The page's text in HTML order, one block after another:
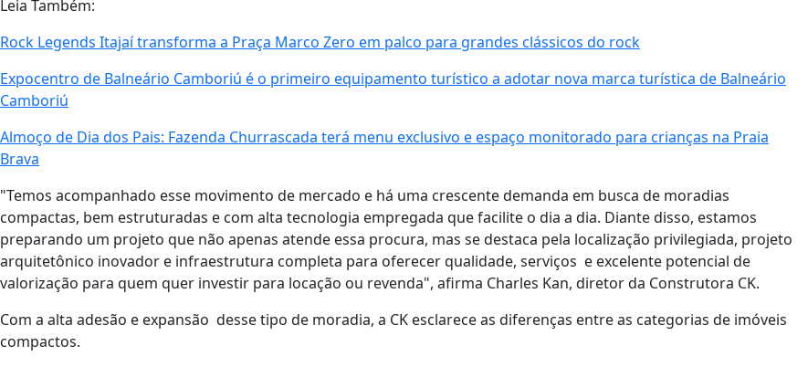
Leia Também:
Rock Legends Itajaí transforma a Praça Marco Zero em palco para grandes clássicos do rock
Expocentro de Balneário Camboriú é o primeiro equipamento turístico a adotar nova marca turística de Balneário
Camboriú
Almoço de Dia dos Pais: Fazenda Churrascada terá menu exclusivo e espaço monitorado para crianças na Praia
Brava
"Temos acompanhado esse movimento de mercado e há uma crescente demanda em busca de moradias
compactas, bem estruturadas e com alta tecnologia empregada que facilite o dia a dia. Diante disso, estamos
preparando um projeto que não apenas atende essa procura, mas se destaca pela localização privilegiada, projeto
arquitetônico inovador e infraestrutura completa para oferecer qualidade, serviços e excelente potencial de
valorização para quem quer investir para locação ou revenda", afirma Charles Kan, diretor da Construtora CK.
Com a alta adesão e expansão desse tipo de moradia, a CK esclarece as diferenças entre as categorias de imóveis
compactos.